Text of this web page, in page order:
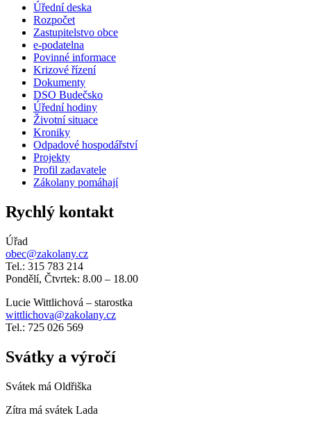
Úřední deska
Rozpočet
Zastupitelstvo obce
e-podatelna
Povinné informace
Krizové řízení
Dokumenty
DSO Budečsko
Úřední hodiny
Životní situace
Kroniky
Odpadové hospodářství
Projekty
Profil zadavatele
Zákolany pomáhají
Rychlý kontakt
Úřad
obec@zakolany.cz
Tel.: 315 783 214
Pondělí, Čtvrtek: 8.00 – 18.00
Lucie Wittlichová – starostka
wittlichova@zakolany.cz
Tel.: 725 026 569
Svátky a výročí
Svátek má Oldřiška
Zítra má svátek Lada